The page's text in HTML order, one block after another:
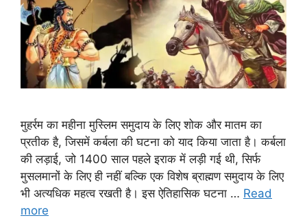
मुहर्रम का महीना मुस्लिम समुदाय के लिए शोक और मातम का
प्रतीक है, जिसमें कर्बला की घटना को याद किया जाता है। कर्बला
की लड़ाई, जो 1400 साल पहले इराक में लड़ी गई थी, सिर्फ
मुसलमानों के लिए ही नहीं बल्कि एक विशेष ब्राह्मण समुदाय के लिए
भी अत्यधिक महत्व रखती है। इस ऐतिहासिक घटना … Read
more